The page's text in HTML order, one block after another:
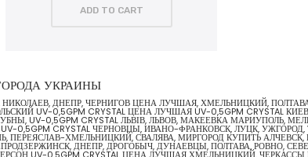
ADD TO CART
УКРАИНЫ
НИКОЛАЕВ, ДНЕПР, ЧЕРНИГОВ ЦЕНА ЛУЧШАЯ, ХМЕЛЬНИЦКИЙ,
UV-0,5GPM CRYSTAL ЦЕНА ЛУЧШАЯ UV-0,5GPM CRYSTAL
UV-0,5GPM CRYSTAL ЛЬВІВ, ЛЬВОВ, МАКЕЕВКА МАРИУПОЛЬ,
0,5GPM CRYSTAL ЧЕРНОВЦЫ, ИВАНО-ФРАНКОВСК, ЛУЦК,
ПЕРЕЯСЛАВ-ХМЕЛЬНИЦКИЙ, СВАЛЯВА, МИРГОРОД КУПИТЬ
ДНЕПР, ДРОГОБЫЧ, ДУНАЕВЦЫ, ПОЛТАВА, РОВНО,